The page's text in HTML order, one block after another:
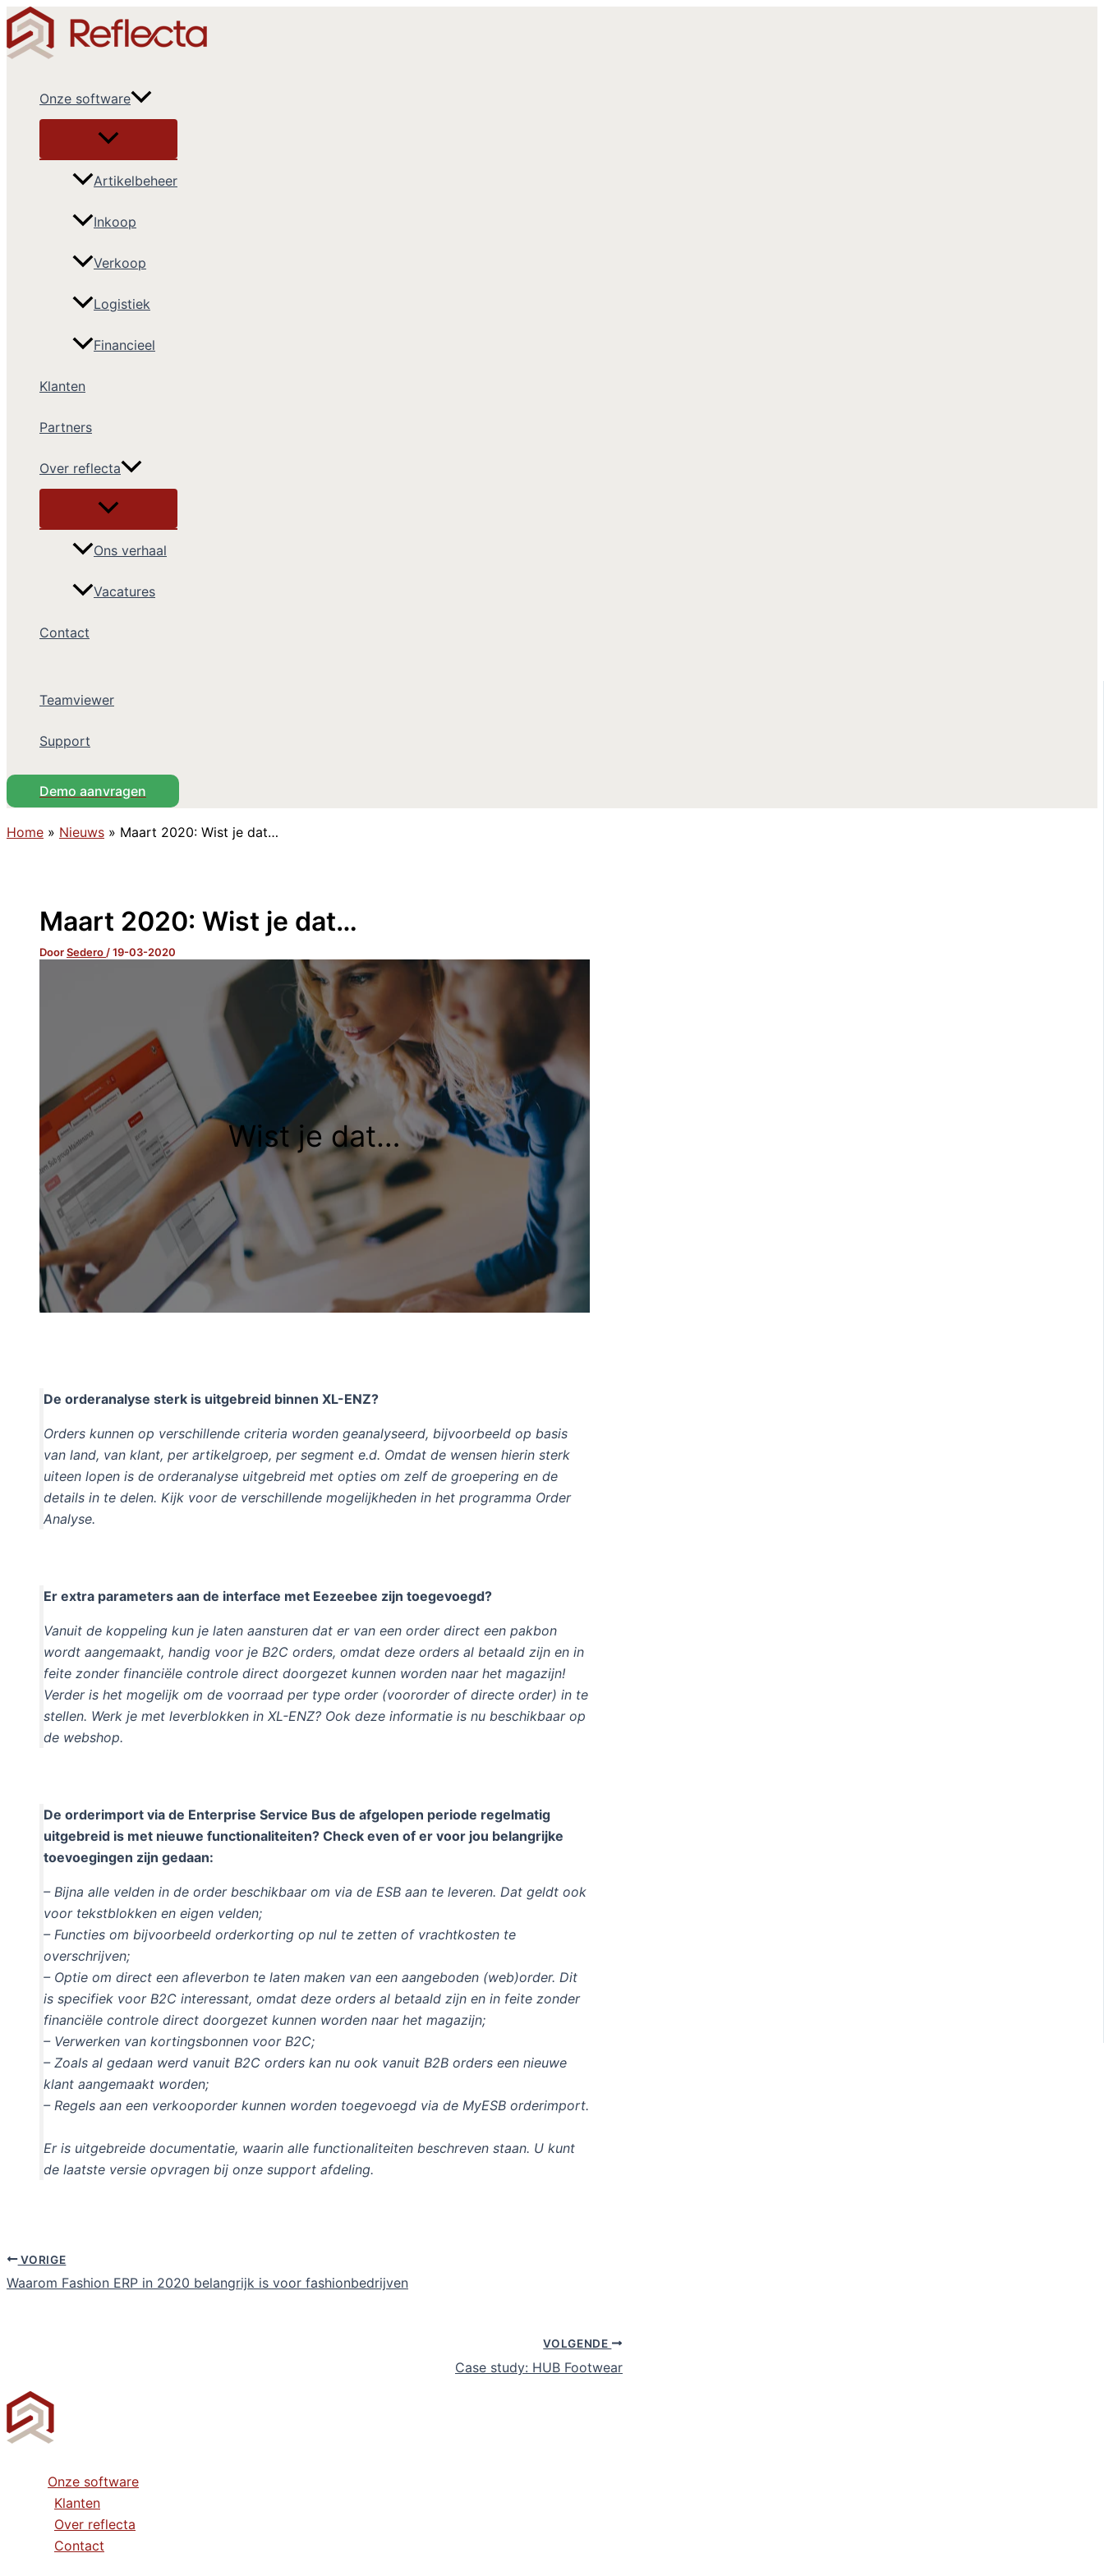
Ga
naar
de
Onze software
Artikelbeheer
Inkoop
Verkoop
Logistiek
Financieel
Klanten
Partners
Over reflecta
Ons verhaal
Vacatures
Contact
Teamviewer
Support
Demo aanvragen
Home » Nieuws » Maart 2020: Wist je dat…
Maart 2020: Wist je dat…
DoorSedero /19-03-2020
Wist je dat…
De orderanalyse sterk is uitgebreid binnen XL-ENZ?
Orders kunnen op verschillende criteria worden geanalyseerd, bijvoorbeeld op basis
van land, van klant, per artikelgroep, per segment e.d. Omdat de wensen hierin sterk
uiteen lopen is de orderanalyse uitgebreid met opties om zelf de groepering en de
details in te delen. Kijk voor de verschillende mogelijkheden in het programma Order
Analyse.
Er extra parameters aan de interface met Eezeebee zijn toegevoegd?
Vanuit de koppeling kun je laten aansturen dat er van een order direct een pakbon
wordt aangemaakt, handig voor je B2C orders, omdat deze orders al betaald zijn en in
feite zonder financiële controle direct doorgezet kunnen worden naar het magazijn!
Verder is het mogelijk om de voorraad per type order (voororder of directe order) in te
stellen. Werk je met leverblokken in XL-ENZ? Ook deze informatie is nu beschikbaar op
de webshop.
De orderimport via de Enterprise Service Bus de afgelopen periode regelmatig
uitgebreid is met nieuwe functionaliteiten? Check even of er voor jou belangrijke
toevoegingen zijn gedaan:
– Bijna alle velden in de order beschikbaar om via de ESB aan te leveren. Dat geldt ook
voor tekstblokken en eigen velden;
– Functies om bijvoorbeeld orderkorting op nul te zetten of vrachtkosten te
overschrijven;
– Optie om direct een afleverbon te laten maken van een aangeboden (web)order. Dit
is specifiek voor B2C interessant, omdat deze orders al betaald zijn en in feite zonder
financiële controle direct doorgezet kunnen worden naar het magazijn;
– Verwerken van kortingsbonnen voor B2C;
– Zoals al gedaan werd vanuit B2C orders kan nu ook vanuit B2B orders een nieuwe
klant aangemaakt worden;
– Regels aan een verkooporder kunnen worden toegevoegd via de MyESB orderimport.
Er is uitgebreide documentatie, waarin alle functionaliteiten beschreven staan. U kunt
de laatste versie opvragen bij onze support afdeling.
VORIGE
Waarom Fashion ERP in 2020 belangrijk is voor fashionbedrijven
VOLGENDE
Case study: HUB Footwear
Onze software
Klanten
Over reflecta
Contact